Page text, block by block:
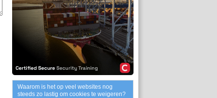
Waarom is het op veel websites nog
steeds zo lastig om cookies te weigeren?